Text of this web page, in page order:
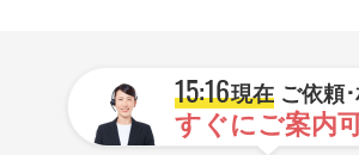
15:16現在ご依頼
すぐにご案内